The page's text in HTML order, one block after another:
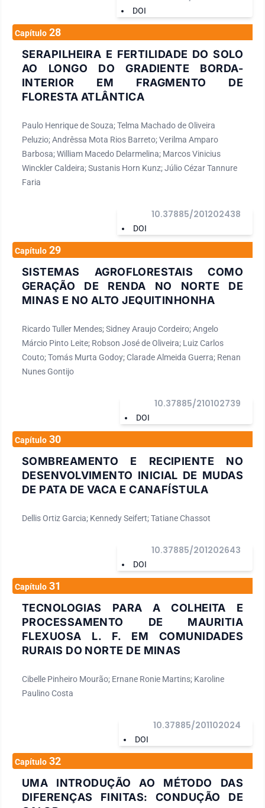
DOI
Capítulo 28
SERAPILHEIRA E FERTILIDADE DO SOLO
AO LONGO DO GRADIENTE BORDA-
INTERIOR EM FRAGMENTO DE
FLORESTA ATLÂNTICA
Paulo Henrique de Souza; Telma Machado de Oliveira
Peluzio; Andrêssa Mota Rios Barreto; Verilma Amparo
Barbosa; William Macedo Delarmelina; Marcos Vinicius
Winckler Caldeira; Sustanis Horn Kunz; Júlio Cézar Tannure
Faria
DOI
10.37885/201202438
Capítulo 29
SISTEMAS AGROFLORESTAIS COMO
GERAÇÃO DE RENDA NO NORTE DE
MINAS E NO ALTO JEQUITINHONHA
Ricardo Tuller Mendes; Sidney Araujo Cordeiro; Angelo
Márcio Pinto Leite; Robson José de Oliveira; Luiz Carlos
Couto; Tomás Murta Godoy; Clarade Almeida Guerra; Renan
Nunes Gontijo
DOI
10.37885/210102739
Capítulo 30
SOMBREAMENTO E RECIPIENTE NO
DESENVOLVIMENTO INICIAL DE MUDAS
DE PATA DE VACA E CANAFÍSTULA
Dellis Ortiz Garcia; Kennedy Seifert; Tatiane Chassot
DOI
10.37885/201202643
Capítulo 31
TECNOLOGIAS PARA A COLHEITA E
PROCESSAMENTO DE MAURITIA
FLEXUOSA L. F. EM COMUNIDADES
RURAIS DO NORTE DE MINAS
Cibelle Pinheiro Mourão; Ernane Ronie Martins; Karoline
Paulino Costa
DOI
10.37885/201102024
Capítulo 32
UMA INTRODUÇÃO AO MÉTODO DAS
DIFERENÇAS FINITAS: CONDUÇÃO DE